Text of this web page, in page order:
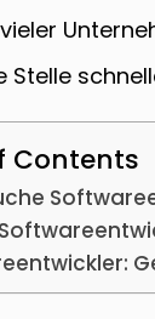
Stelle
Contents